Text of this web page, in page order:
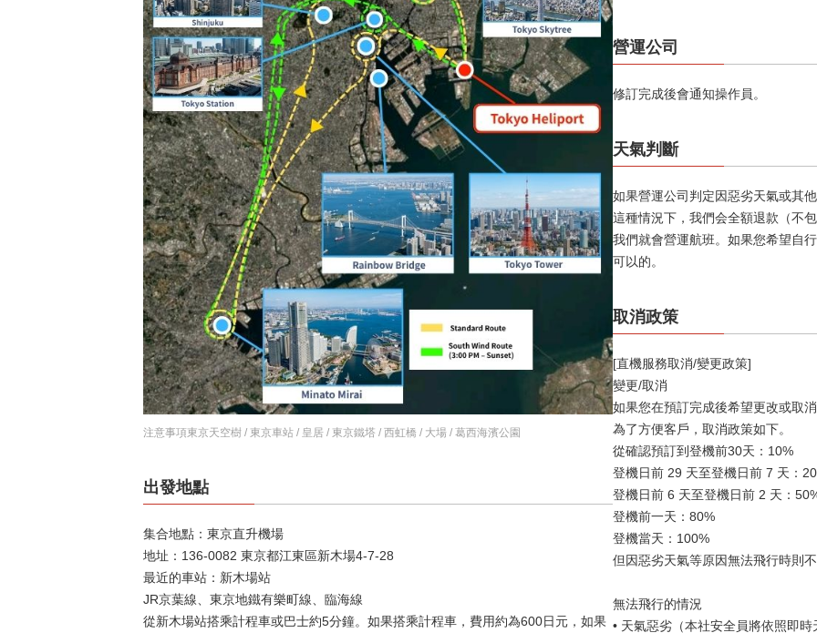
注意事項東京天空樹 / 東京車站 / 皇居 / 東京鐵塔 / 西虹橋 / 大場 / 葛西海濱公園
出發地點
集合地點：東京直升機場
地址：136-0082 東京都江東區新木場4-7-28
最近的車站：新木場站
JR京葉線、東京地鐵有樂町線、臨海線
從新木場站搭乘計程車或巴士約5分鐘。如果搭乘計程車，費用約為600日元，如果
營運公司
修訂完成後會通知操作員。
天氣判斷
如果營運公司判定因惡劣天氣或其
這種情況下，我們会全額退款（不
我們就會營運航班。如果您希望自
可以的。
取消政策
[直機服務取消/變更政策]
變更/取消
如果您在預訂完成後希望更改或取
為了方便客戶，取消政策如下。
從確認預訂到登機前30天：10%
登機日前 29 天至登機日前 7 天：
登機日前 6 天至登機日前 2 天：
登機前一天：80%
登機當天：100%
但因惡劣天氣等原因無法飛行時則
無法飛行的情況
• 天氣惡劣（本社安全員將依照即